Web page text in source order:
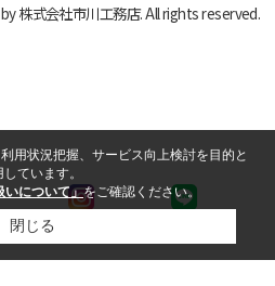
株式会社市川工務店. All rights reserved.
インスタ
用状況把握、サービス向上検討を目的と
ています。
いについて」をご確認ください。
閉じる